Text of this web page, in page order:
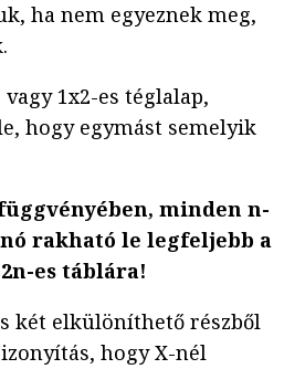
ha nem egyeznek meg,
1x2-es téglalap,
hogy egymást semelyik
minden n-
rakható le legfeljebb a
es táblára!
két elkülöníthető részből
hogy X-nél